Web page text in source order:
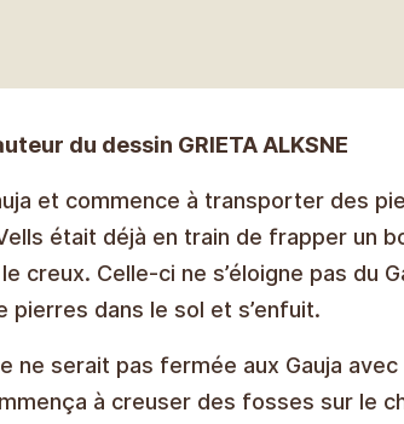
du dessin GRIETA ALKSNE
et commence à transporter des
était déjà en train de frapper un
creux. Celle-ci ne s’éloigne pas du
pierres dans le sol et s’enfuit.
ne serait pas fermée aux Gauja avec
à creuser des fosses sur le